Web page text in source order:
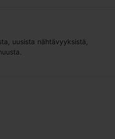
uusista nähtävyyksistä,